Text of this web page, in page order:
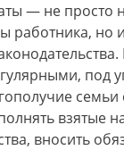
— не просто
работника, но
под
семьи
взятые
вносить